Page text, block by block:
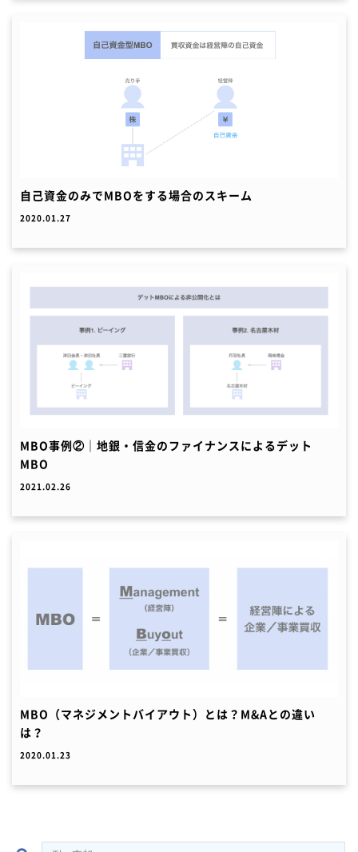
自己資金のみでMBOをする場合のスキーム
2020.01.27
MBO事例②｜地銀・信金のファイナンスによるデット
MBO
2021.02.26
MBO（マネジメントバイアウト）とは？M&Aとの違い
は？
2020.01.23